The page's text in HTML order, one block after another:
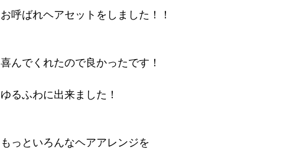
お呼ばれヘアセットをしました！！
喜んでくれたので良かったです！
ゆるふわに出来ました！
もっといろんなヘアアレンジを